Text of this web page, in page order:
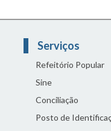
Serviços
Refeitório Popular
Sine
Conciliação
Posto de